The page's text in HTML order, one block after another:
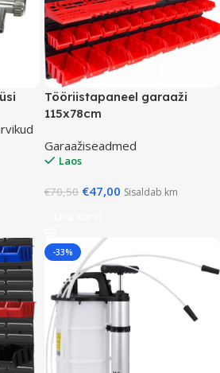
Tööriistapaneel garaaži
115x78cm
Garaažiseadmed
Laos
€70,50 €47,00 Sisaldab km
-33%